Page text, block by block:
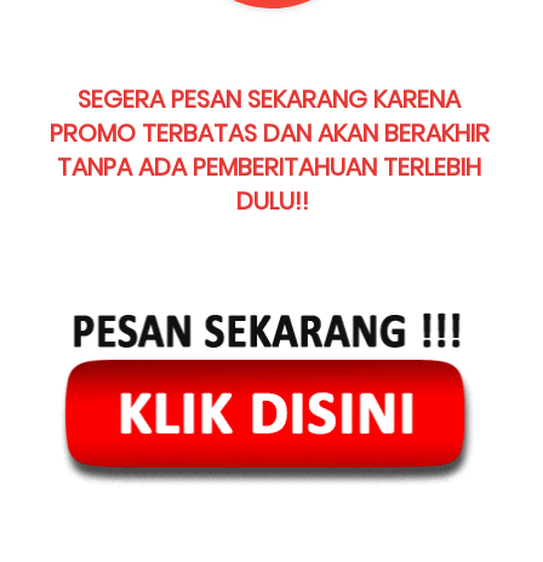
SEGERA PESAN SEKARANG KARENA
PROMO TERBATAS DAN AKAN BERAKHIR
TANPA ADA PEMBERITAHUAN TERLEBIH
DULU!!